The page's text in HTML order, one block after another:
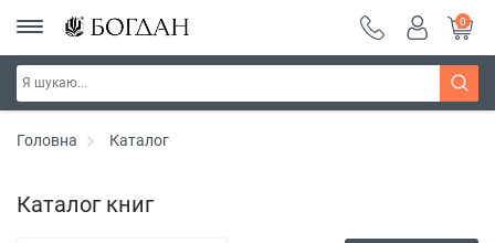
0
Головна Каталог
Каталог книг